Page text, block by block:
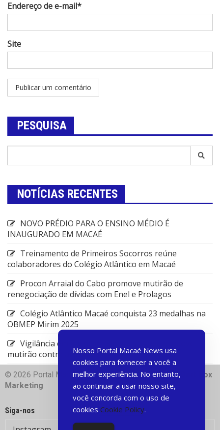
Endereço de e-mail*
Site
PESQUISA
NOTÍCIAS RECENTES
NOVO PRÉDIO PARA O ENSINO MÉDIO É
INAUGURADO EM MACAÉ
Treinamento de Primeiros Socorros reúne
colaboradores do Colégio Atlântico em Macaé
Procon Arraial do Cabo promove mutirão de
renegociação de dívidas com Enel e Prolagos
Colégio Atlântico Macaé conquista 23 medalhas na
OBMEP Mirim 2025
Vigilância em Saúde de Rio das Ostras promove
mutirão contra arboviroses
© 2026 Portal Macae News | Desenvolvido com♥
Dart Box
Marketing
Siga-nos
Nosso Portal Macaé News usa
cookies para fornecer a você a
melhor experiência. No entanto,
ao continuar a usar nosso site,
você concorda com o uso de
cookies Cookie Policy.